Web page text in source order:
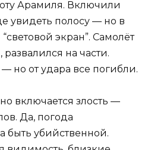
Арамиля. Включили
увидеть полосу — но в
экран”. Самолёт
на части.
но от удара все погибли.
включается злость —
Да, погода
быть убийственной.